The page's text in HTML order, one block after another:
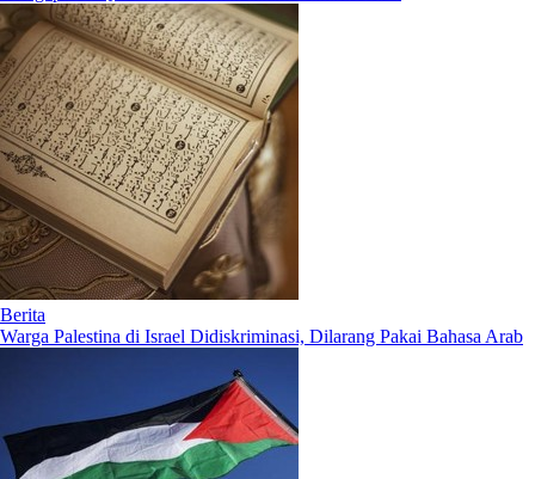
Berita
Warga Palestina di Israel Didiskriminasi, Dilarang Pakai Bahasa Arab